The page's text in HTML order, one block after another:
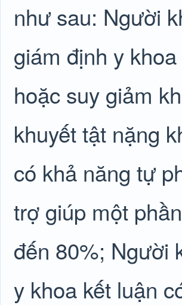
như sau: Người
giám định y
hoặc suy giảm
khuyết tật nặng
có khả năng tự
trợ giúp một
đến 80%; Người
y khoa kết luận